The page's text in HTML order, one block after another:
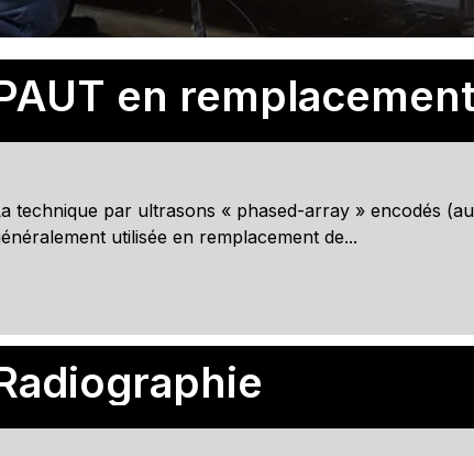
technique par ultrasons « phased-array » encodés
utilisée en remplacement de...